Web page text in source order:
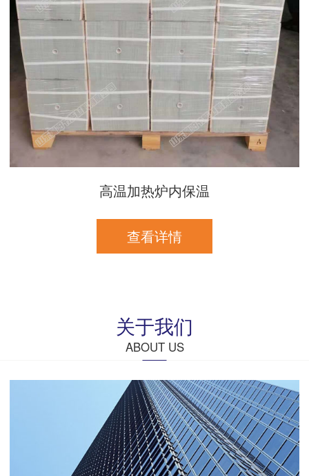
高温加热炉内保温
查看详情
关于我们
ABOUT US